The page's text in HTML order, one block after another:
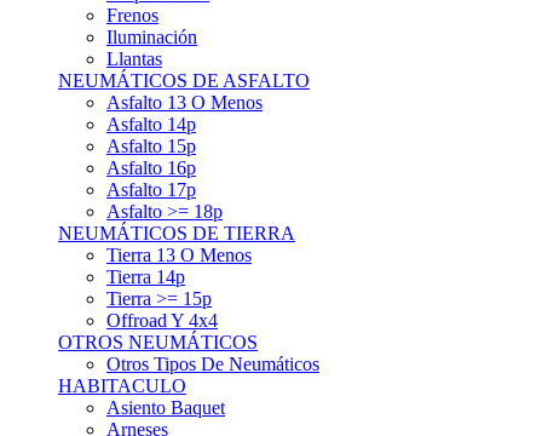
Iluminación
Llantas
NEUMÁTICOS DE ASFALTO
Asfalto 13 O Menos
Asfalto 14p
Asfalto 15p
Asfalto 16p
Asfalto 17p
Asfalto >= 18p
NEUMÁTICOS DE TIERRA
Tierra 13 O Menos
Tierra 14p
Tierra >= 15p
Offroad Y 4x4
OTROS NEUMÁTICOS
Otros Tipos De Neumáticos
HABITACULO
Asiento Baquet
Arneses
Volantes